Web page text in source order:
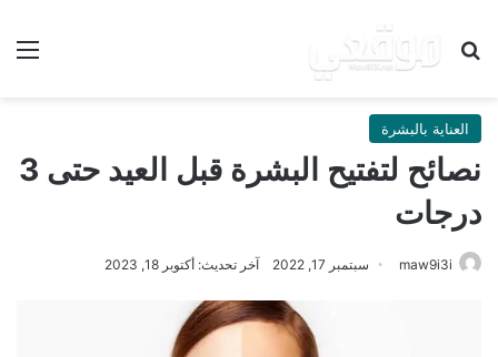
بحث عن
العناية بالبشرة
نصائح لتفتيح البشرة قبل العيد حتى 3
درجات
maw9i3i سبتمبر 17, 2022 آخر تحديث: أكتوبر 18, 2023